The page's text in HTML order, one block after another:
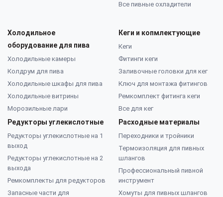
Все пивные охладители
Холодильное
оборудование для пива
Холодильные камеры
Колдрум для пива
Холодильные шкафы для пива
Холодильные витрины
Морозильные лари
Редукторы углекислотные
Редукторы углекислотные на 1
выход
Редукторы углекислотные на 2
выхода
Ремкомплекты для редукторов
Запасные части для
Кеги и копмлектующие
Кеги
Фитинги кеги
Заливочные головки для кег
Ключ для монтажа фитингов
Ремкомплект фитинга кеги
Все для кег
Расходные материалы
Переходники и тройники
Термоизоляция для пивных
шлангов
Профессиональный пивной
инструмент
Хомуты для пивных шлангов